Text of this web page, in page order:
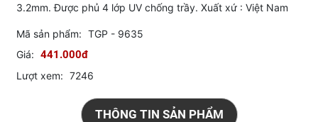
3.2mm. Được phủ 4 lớp UV chống trầy. Xuất xứ : Việt Nam
Mã sản phẩm: TGP - 9635
Giá: 441.000đ
Lượt xem: 7246
THÔNG TIN SẢN PHẨM